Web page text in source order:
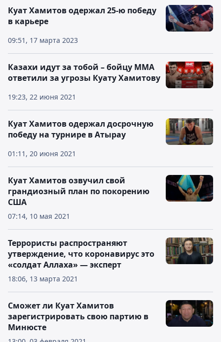
09:51, 17 марта 2023
Куат Хамитов одержал 25-ю победу
в карьере
19:23, 22 июня 2021
Казахи идут за тобой – бойцу MMA
ответили за угрозы Куату Хамитову
01:11, 20 июня 2021
Куат Хамитов одержал досрочную
победу на турнире в Атырау
07:14, 10 мая 2021
Куат Хамитов озвучил свой
грандиозный план по покорению
США
18:06, 13 марта 2021
Террористы распространяют
утверждение, что коронавирус это
«солдат Аллаха» — эксперт
Сможет ли Куат Хамитов
зарегистрировать свою партию в
Минюсте